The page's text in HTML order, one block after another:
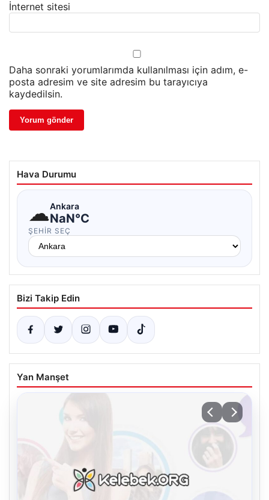
İnternet sitesi
Daha sonraki yorumlarımda kullanılması için adım, e-
posta adresim ve site adresim bu tarayıcıya
kaydedilsin.
Hava Durumu
☁Ankara
NaN°C
ŞEHIR SEÇ
Bizi Takip Edin
Yan Manşet